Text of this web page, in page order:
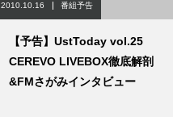
2010.10.16 番組予告
【予告】UstToday vol.25
CEREVO LIVEBOX徹底解剖
&FMさがみインタビュー